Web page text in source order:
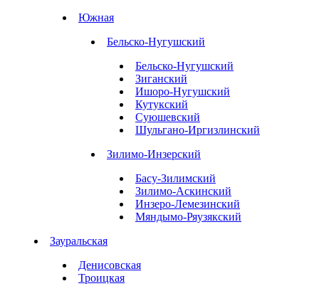
Южная
Бельско-Нугушский
Бельско-Нугушский
Зиганский
Ишоро-Нугушский
Кутукский
Суюшевский
Шульгано-Иргизлинский
Зилимо-Инзерский
Басу-Зилимский
Зилимо-Аскинский
Инзеро-Лемезинский
Мяндымо-Ряузякский
Зауральская
Денисовская
Троицкая